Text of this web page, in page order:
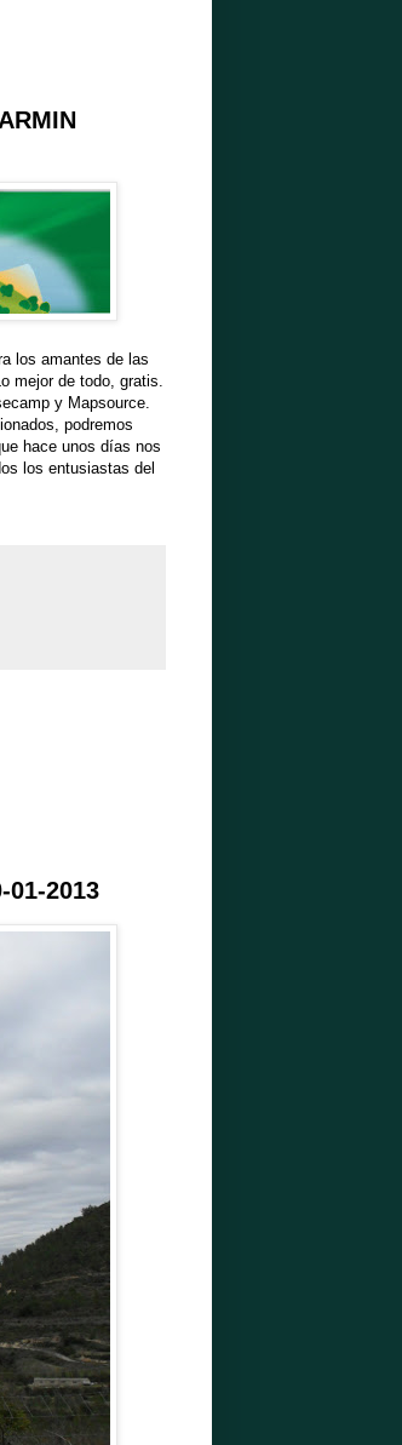
los amantes de las
mejor de todo, gratis.
y Mapsource.
podremos
hace unos días nos
los entusiastas del
01-2013